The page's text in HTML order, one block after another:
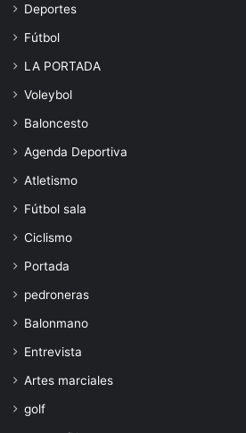
Deportes
Fútbol
LA PORTADA
Voleybol
Baloncesto
Agenda Deportiva
Atletismo
Fútbol sala
Ciclismo
Portada
pedroneras
Balonmano
Entrevista
Artes marciales
golf